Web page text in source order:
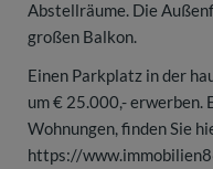
Abstellräume. Die
großen Balkon.
Einen Parkplatz in der
um € 25.000,-
Wohnungen, finden Sie
https://